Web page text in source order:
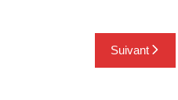
Suivant